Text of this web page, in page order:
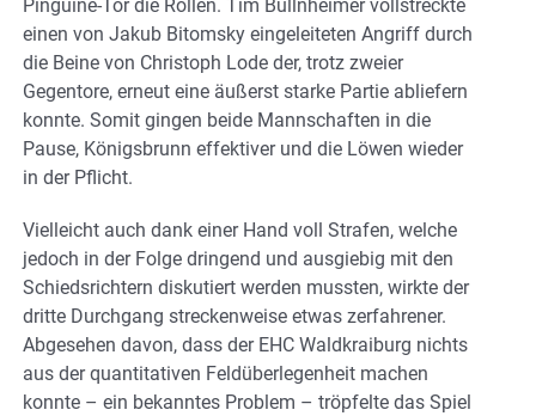
Pinguine-Tor die Rollen. Tim Bullnheimer vollstreckte
einen von Jakub Bitomsky eingeleiteten Angriff durch
die Beine von Christoph Lode der, trotz zweier
Gegentore, erneut eine äußerst starke Partie abliefern
konnte. Somit gingen beide Mannschaften in die
Pause, Königsbrunn effektiver und die Löwen wieder
in der Pflicht.
Vielleicht auch dank einer Hand voll Strafen, welche
jedoch in der Folge dringend und ausgiebig mit den
Schiedsrichtern diskutiert werden mussten, wirkte der
dritte Durchgang streckenweise etwas zerfahrener.
Abgesehen davon, dass der EHC Waldkraiburg nichts
aus der quantitativen Feldüberlegenheit machen
konnte – ein bekanntes Problem – tröpfelte das Spiel